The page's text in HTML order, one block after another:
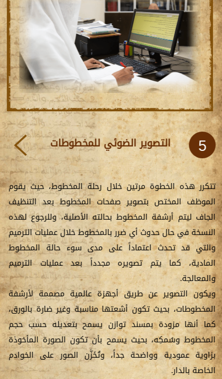
التصوير الضوئي للمخطوطات 5
تتكرر هذه الخطوة مرتين خلال رحلة المخطوط، حيث يقوم
الموظف المختص بتصوير صفحات المخطوط بعد التنظيف
الجاف ليتم أرشفة المخطوط بحالته الأصلية، وللرجوع لهذه
النسخة في حال حدوث أي ضرر بالمخطوط خلال عمليات الترميم
والتي قد تحدث اعتماداً على مدى سوء حالة المخطوط
المادية، كما يتم تصويره مجدداً بعد عمليات الترميم
والمعالجة.
ويكون التصوير عن طريق أجهزة عالمية مصممة لأرشفة
المخطوطات، بحيث تكون أشعتها مناسبة وغير ضارة بالورق،
كما أنها مزودة بمسند توازن يسمح بتعديله حسب حجم
المخطوط وسُمكِه، بحيث يسمح بأن تكون الصورة المأخوذة
بزاوية عمودية وواضحة جداً، وتُخَزَّن الصور على الخوادم
الخاصة بالدار.